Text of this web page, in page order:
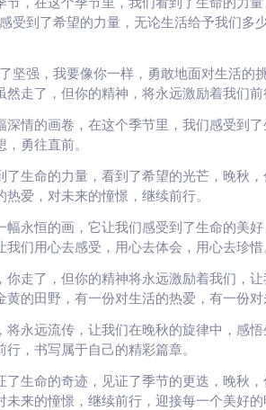
受到了希望的力量，无论生活给予我们多
坚强，我要像你一样，勇敢地面对生活的
走了，但你的精神，将永远激励着我们前
深情的画卷，在这个季节里，我们感受到
勇往直前。
了生命的力量，看到了希望的光芒，晚秋
爱，对未来的憧憬，继续前行。
永恒的画，它让我们感受到了生命的美
们用心去感受，用心去体会，用心去珍惜
走了，但你的精神将永远激励着我们，
的田野，有一份对生活的热爱，有一份对
将永远流传，让我们在晚秋的旋律中，感
，书写属于自己的精彩篇章。
了生命的奇迹，见证了季节的更迭，晚秋
来的憧憬，继续前行，迎接每一个美好的